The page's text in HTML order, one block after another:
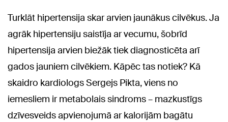
Turklāt hipertensija skar arvien jaunākus cilvēkus. Ja
agrāk hipertensiju saistīja ar vecumu, šobrīd
hipertensija arvien biežāk tiek diagnosticēta arī
gados jauniem cilvēkiem. Kāpēc tas notiek? Kā
skaidro kardiologs Sergejs Pikta, viens no
iemesliem ir metabolais sindroms – mazkustīgs
dzīvesveids apvienojumā ar kalorijām bagātu